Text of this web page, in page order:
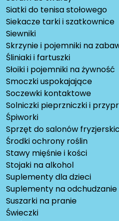
Siatki do tenisa stołowego
Siekacze tarki i szatkownice
Siewniki
Skrzynie i pojemniki na
Śliniaki i fartuszki
Słoiki i pojemniki na żywność
Smoczki uspokajające
Soczewki kontaktowe
Solniczki pieprzniczki i
Śpiworki
Sprzęt do salonów
Środki ochrony roślin
Stawy mięśnie i kości
Stojaki na alkohol
Suplementy dla dzieci
Suplementy na odchudzanie
Suszarki na pranie
Świeczki